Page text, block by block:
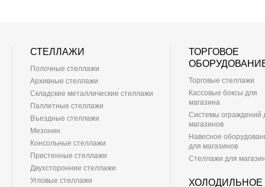
СТЕЛЛАЖИ
Полочные стеллажи
Архивные стеллажи
Складские металлические стеллажи
Паллетные стеллажи
Въездные стеллажи
Мезонин
Консольные стеллажи
Пристенные стеллажи
Двухсторонние стеллажи
Угловые стеллажи
ТОРГОВОЕ
Торговые стеллажи
Кассовые боксы для
магазина
Системы ограждений
магазинов
Навесное
для магазинов
Стеллажи для
ХОЛОДИЛЬНОЕ